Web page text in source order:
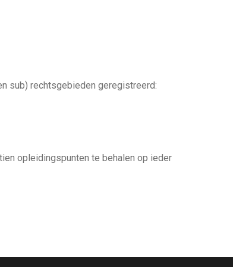
sub) rechtsgebieden geregistreerd:
opleidingspunten te behalen op ieder